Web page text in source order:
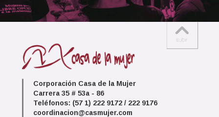
Corporación Casa de la Mujer
Carrera 35 # 53a - 86
Teléfonos: (57 1) 222 9172 / 222 9176
coordinacion@casmujer.com